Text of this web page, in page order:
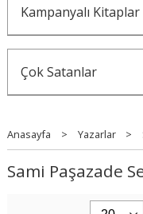
Kampanyalı Kitaplar
Çok Satanlar
Anasayfa > Yazarlar >
Sami Paşazade